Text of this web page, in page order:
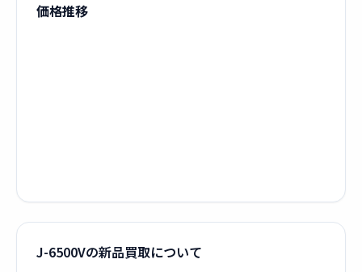
価格推移
J-6500Vの新品買取について